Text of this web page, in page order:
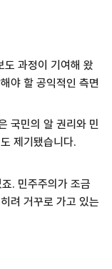
도 과정이 기여해 왔
야 할 공익적인 측면
국민의 알 권리와 민
제기됐습니다.
. 민주주의가 조금
려 거꾸로 가고 있는